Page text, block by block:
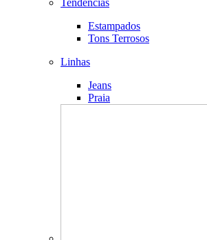
Estampados
Tons Terrosos
Linhas
Jeans
Praia